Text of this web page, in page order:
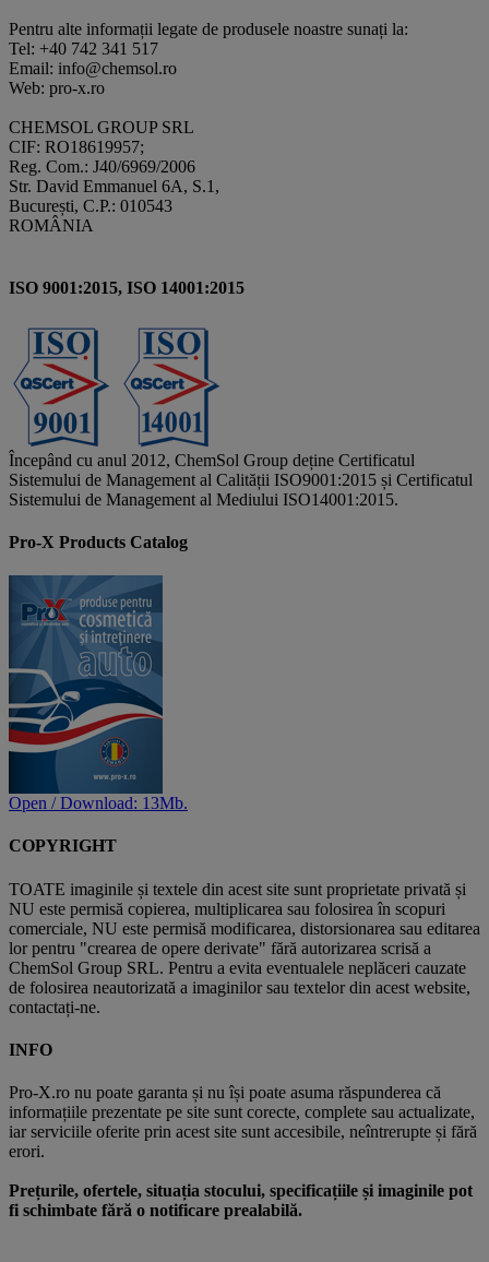
Pentru alte informații legate de produsele noastre sunați la:
Tel: +40 742 341 517
Email: info@chemsol.ro
Web: pro-x.ro
CHEMSOL GROUP SRL
CIF: RO18619957;
Reg. Com.: J40/6969/2006
Str. David Emmanuel 6A, S.1,
București, C.P.: 010543
ROMÂNIA
ISO 9001:2015, ISO 14001:2015
Începând cu anul 2012, ChemSol Group deține Certificatul
Sistemului de Management al Calității ISO9001:2015 și Certificatul
Sistemului de Management al Mediului ISO14001:2015.
Pro-X Products Catalog
Open / Download: 13Mb.
COPYRIGHT
TOATE imaginile și textele din acest site sunt proprietate privată și
NU este permisă copierea, multiplicarea sau folosirea în scopuri
comerciale, NU este permisă modificarea, distorsionarea sau editarea
lor pentru "crearea de opere derivate" fără autorizarea scrisă a
ChemSol Group SRL. Pentru a evita eventualele neplăceri cauzate
de folosirea neautorizată a imaginilor sau textelor din acest website,
contactați-ne.
INFO
Pro-X.ro nu poate garanta și nu își poate asuma răspunderea că
informațiile prezentate pe site sunt corecte, complete sau actualizate,
iar serviciile oferite prin acest site sunt accesibile, neîntrerupte și fără
erori.
Prețurile, ofertele, situația stocului, specificațiile și imaginile pot
fi schimbate fără o notificare prealabilă.